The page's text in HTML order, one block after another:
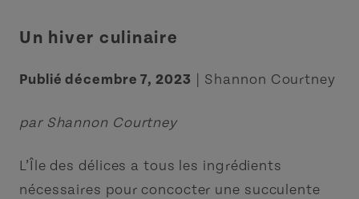
Un hiver culinaire
Publié décembre 7, 2023 | Shannon Courtney
par Shannon Courtney
L’Île des délices a tous les ingrédients
nécessaires pour concocter une succulente